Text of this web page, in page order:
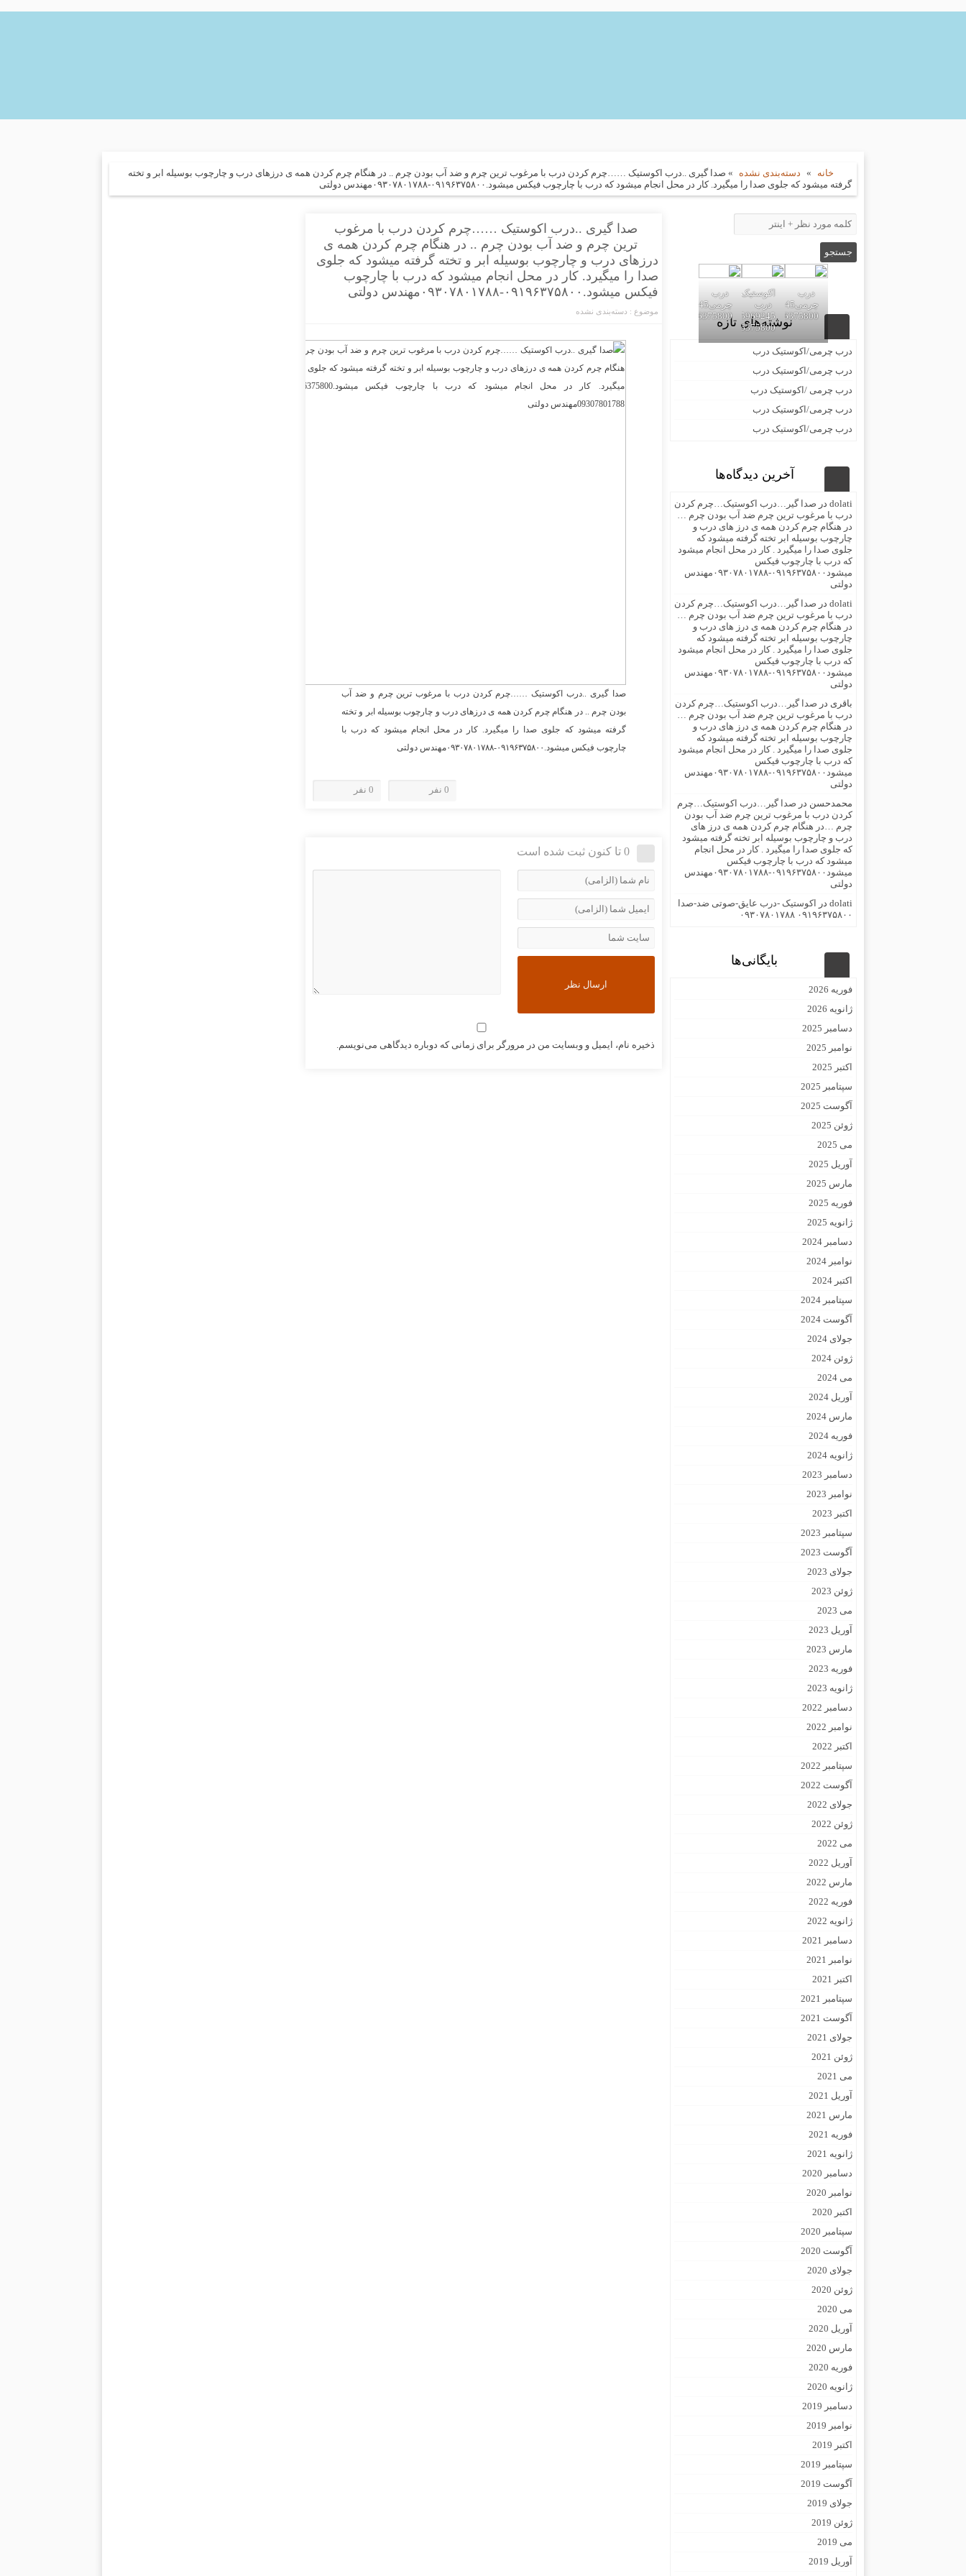
خانه » دسته‌بندی نشده » صدا گیری ..درب اکوستیک ……چرم کردن درب با مرغوب ترین چرم و ضد آب بودن چرم .. در هنگام چرم کردن همه ی درزهای درب و چارچوب بوسیله ابر و تخته
گرفته میشود که جلوی صدا را میگیرد. کار در محل انجام میشود که درب با چارچوب فیکس میشود.۰۹۱۹۶۳۷۵۸۰۰-۰۹۳۰۷۸۰۱۷۸۸مهندس دولتی
صدا گیری ..درب اکوستیک ……چرم کردن درب با مرغوب
ترین چرم و ضد آب بودن چرم .. در هنگام چرم کردن همه ی
درزهای درب و چارچوب بوسیله ابر و تخته گرفته میشود که جلوی
صدا را میگیرد. کار در محل انجام میشود که درب با چارچوب
فیکس میشود.۰۹۱۹۶۳۷۵۸۰۰-۰۹۳۰۷۸۰۱۷۸۸مهندس دولتی
موضوع : دسته‌بندی نشده
صدا گیری ..درب اکوستیک ……چرم کردن درب با مرغوب ترین چرم و ضد آب
بودن چرم .. در هنگام چرم کردن همه ی درزهای درب و چارچوب بوسیله ابر و تخته
گرفته میشود که جلوی صدا را میگیرد. کار در محل انجام میشود که درب با
چارچوب فیکس میشود.۰۹۱۹۶۳۷۵۸۰۰-۰۹۳۰۷۸۰۱۷۸۸مهندس دولتی
0 نفر 0 نفر
0 تا کنون ثبت شده است
ذخیره نام، ایمیل و وبسایت من در مرورگر برای زمانی که دوباره دیدگاهی می‌نویسم.
درب
09196375800
اکوستیک
درب
02155969245-
09196375800
درب
09196375800نوشته‌های تازه
درب چرمی/اکوستیک درب
درب چرمی/اکوستیک درب
درب چرمی /اکوستیک درب
درب چرمی/اکوستیک درب
درب چرمی/اکوستیک درب
آخرین دیدگاه‌ها
dolati در صدا گیر…درب اکوستیک…چرم کردن
درب با مرغوب ترین چرم ضد آب بودن چرم …
در هنگام چرم کردن همه ی درز های درب و
چارچوب بوسیله ابر تخته گرفته میشود که
جلوی صدا را میگیرد . کار در محل انجام میشود
که درب با چارچوب فیکس
میشود۰۹۱۹۶۳۷۵۸۰۰-۰۹۳۰۷۸۰۱۷۸۸مهندس
دولتی
dolati در صدا گیر…درب اکوستیک…چرم کردن
درب با مرغوب ترین چرم ضد آب بودن چرم …
در هنگام چرم کردن همه ی درز های درب و
چارچوب بوسیله ابر تخته گرفته میشود که
جلوی صدا را میگیرد . کار در محل انجام میشود
که درب با چارچوب فیکس
میشود۰۹۱۹۶۳۷۵۸۰۰-۰۹۳۰۷۸۰۱۷۸۸مهندس
دولتی
باقری در صدا گیر…درب اکوستیک…چرم کردن
درب با مرغوب ترین چرم ضد آب بودن چرم …
در هنگام چرم کردن همه ی درز های درب و
چارچوب بوسیله ابر تخته گرفته میشود که
جلوی صدا را میگیرد . کار در محل انجام میشود
که درب با چارچوب فیکس
میشود۰۹۱۹۶۳۷۵۸۰۰-۰۹۳۰۷۸۰۱۷۸۸مهندس
دولتی
محمدحسن در صدا گیر…درب اکوستیک…چرم
کردن درب با مرغوب ترین چرم ضد آب بودن
چرم …در هنگام چرم کردن همه ی درز های
درب و چارچوب بوسیله ابر تخته گرفته میشود
که جلوی صدا را میگیرد . کار در محل انجام
میشود که درب با چارچوب فیکس
میشود۰۹۱۹۶۳۷۵۸۰۰-۰۹۳۰۷۸۰۱۷۸۸مهندس
دولتی
dolati در
اکوستیک -درب عایق-صوتی ضد-صدا
۰۹۱۹۶۳۷۵۸۰۰ ۰۹۳۰۷۸۰۱۷۸۸
بایگانی‌ها
فوریه 2026
ژانویه 2026
دسامبر 2025
نوامبر 2025
اکتبر 2025
سپتامبر 2025
آگوست 2025
ژوئن 2025
می 2025
آوریل 2025
مارس 2025
فوریه 2025
ژانویه 2025
دسامبر 2024
نوامبر 2024
اکتبر 2024
سپتامبر 2024
آگوست 2024
جولای 2024
ژوئن 2024
می 2024
آوریل 2024
مارس 2024
فوریه 2024
ژانویه 2024
دسامبر 2023
نوامبر 2023
اکتبر 2023
سپتامبر 2023
آگوست 2023
جولای 2023
ژوئن 2023
می 2023
آوریل 2023
مارس 2023
فوریه 2023
ژانویه 2023
دسامبر 2022
نوامبر 2022
اکتبر 2022
سپتامبر 2022
آگوست 2022
جولای 2022
ژوئن 2022
می 2022
آوریل 2022
مارس 2022
فوریه 2022
ژانویه 2022
دسامبر 2021
نوامبر 2021
اکتبر 2021
سپتامبر 2021
آگوست 2021
جولای 2021
ژوئن 2021
می 2021
آوریل 2021
مارس 2021
فوریه 2021
ژانویه 2021
دسامبر 2020
نوامبر 2020
اکتبر 2020
سپتامبر 2020
آگوست 2020
جولای 2020
ژوئن 2020
می 2020
آوریل 2020
مارس 2020
فوریه 2020
ژانویه 2020
دسامبر 2019
نوامبر 2019
اکتبر 2019
سپتامبر 2019
آگوست 2019
جولای 2019
ژوئن 2019
می 2019
آوریل 2019